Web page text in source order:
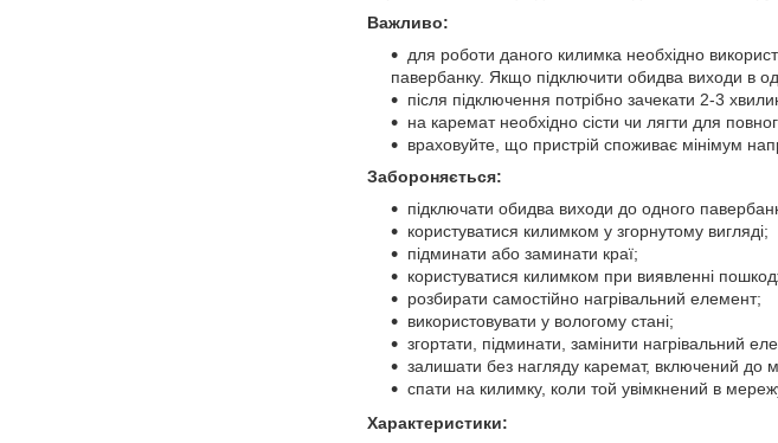
Важливо:
для роботи даного килимка необхідно
павербанку. Якщо підключити обидва виходи в
після підключення потрібно зачекати 2-3
на каремат необхідно сісти чи лягти для
враховуйте, що пристрій споживає мінімум
Забороняється:
підключати обидва виходи до одного
користуватися килимком у згорнутому вигляді;
підминати або заминати краї;
користуватися килимком при виявленні
розбирати самостійно нагрівальний елемент;
використовувати у вологому стані;
згортати, підминати, замінити нагрівальний
залишати без нагляду каремат, включений до
спати на килимку, коли той увімкнений в
Характеристики: